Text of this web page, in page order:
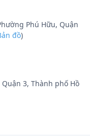
Phú Hữu, Quận
đồ)
3, Thành phố Hồ